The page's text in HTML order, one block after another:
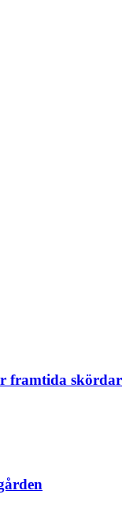
framtida skördar